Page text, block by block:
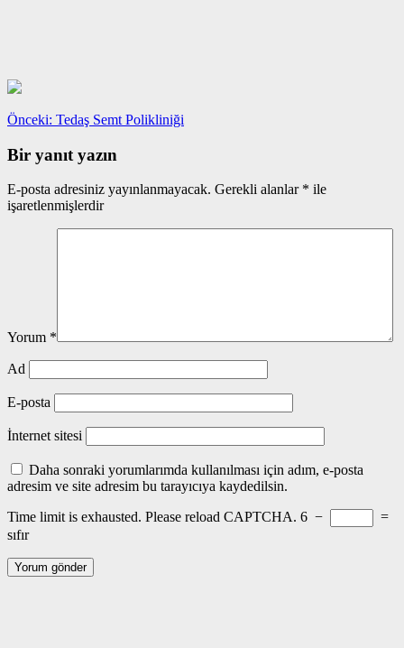
Yazı
gezinmesi
Önceki: Önceki
Tedaş Semt Polikliniği
Bir yanıt yazın
E-posta adresiniz yayınlanmayacak. Gerekli alanlar * ile
işaretlenmişlerdir
Yorum *
Ad
E-posta
İnternet sitesi
Daha sonraki yorumlarımda kullanılması için adım, e-posta
adresim ve site adresim bu tarayıcıya kaydedilsin.
Time limit is exhausted. Please reload CAPTCHA. 6 −
=
sıfır